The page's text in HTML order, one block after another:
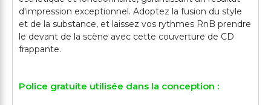
d'impression exceptionnel. Adoptez la fusion du style
et de la substance, et laissez vos rythmes RnB prendre
le devant de la scène avec cette couverture de CD
Police gratuite utilisée dans la conception :